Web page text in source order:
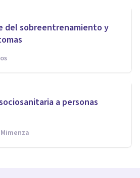
del sobreentrenamiento y
a personas